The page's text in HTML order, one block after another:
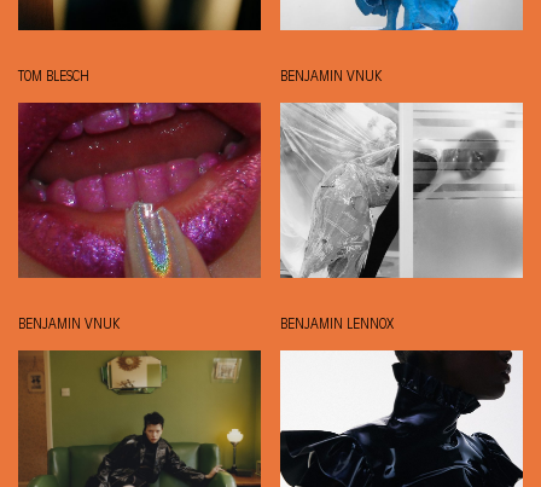
TOM BLESCH BENJAMIN VNUK
BENJAMIN VNUK BENJAMIN LENNOX